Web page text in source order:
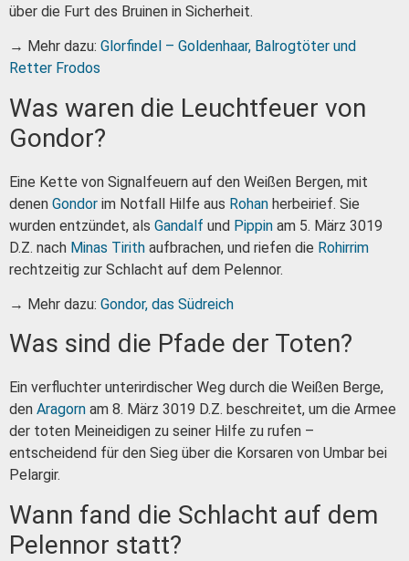
über die Furt des Bruinen in Sicherheit.
→ Mehr dazu: Glorfindel – Goldenhaar, Balrogtöter und
Retter Frodos
Was waren die Leuchtfeuer von
Gondor?
Eine Kette von Signalfeuern auf den Weißen Bergen, mit
denen Gondor im Notfall Hilfe aus Rohan herbeirief. Sie
wurden entzündet, als Gandalf und Pippin am 5. März 3019
D.Z. nach Minas Tirith aufbrachen, und riefen die Rohirrim
rechtzeitig zur Schlacht auf dem Pelennor.
→ Mehr dazu: Gondor, das Südreich
Was sind die Pfade der Toten?
Ein verfluchter unterirdischer Weg durch die Weißen Berge,
den Aragorn am 8. März 3019 D.Z. beschreitet, um die Armee
der toten Meineidigen zu seiner Hilfe zu rufen –
entscheidend für den Sieg über die Korsaren von Umbar bei
Pelargir.
Wann fand die Schlacht auf dem
Pelennor statt?